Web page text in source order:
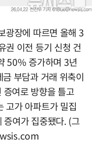
광장에 따르면 올해 3
권 이전 등기 신청 건
50% 증가하며 3년
부담과 거래 위축이
여로 방향을 틀고
고가 아파트가 밀집
여가 집중됐다. (그